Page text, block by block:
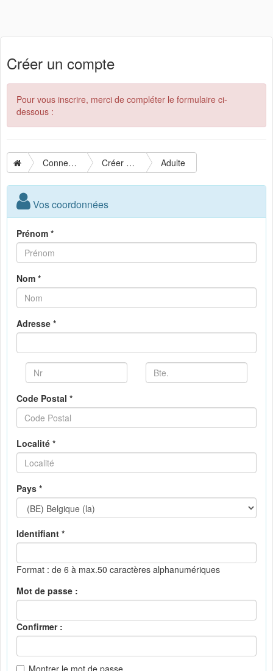
Créer un compte
Pour vous inscrire, merci de compléter le formulaire ci-
dessous :
Connexion Créer un compte Adulte
Vos coordonnées
Prénom *
Nom *
Adresse *
Code Postal *
Localité *
Pays *
Identifiant *
Format : de 6 à max.50 caractères alphanumériques
Mot de passe :
Confirmer :
Montrer le mot de passe